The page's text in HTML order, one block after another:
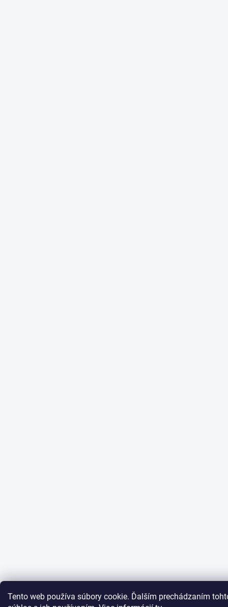
Tento web používa súbory cookie. Ďalším prechádzaním